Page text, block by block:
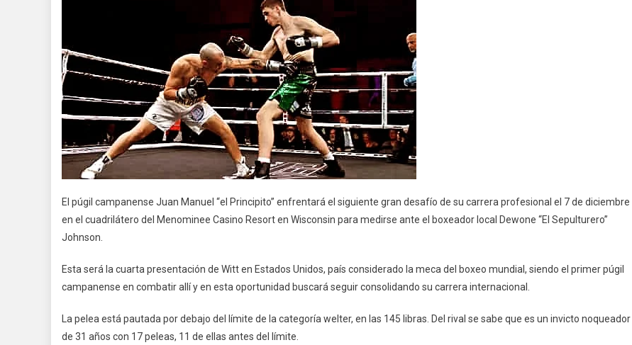
El púgil campanense Juan Manuel “el Principito” enfrentará el siguiente gran desafío de su carrera profesional el 7 de diciembre
en el cuadrilátero del Menominee Casino Resort en Wisconsin para medirse ante el boxeador local Dewone “El Sepulturero”
Johnson.
Esta será la cuarta presentación de Witt en Estados Unidos, país considerado la meca del boxeo mundial, siendo el primer púgil
campanense en combatir allí y en esta oportunidad buscará seguir consolidando su carrera internacional.
La pelea está pautada por debajo del límite de la categoría welter, en las 145 libras. Del rival se sabe que es un invicto noqueador
de 31 años con 17 peleas, 11 de ellas antes del límite.